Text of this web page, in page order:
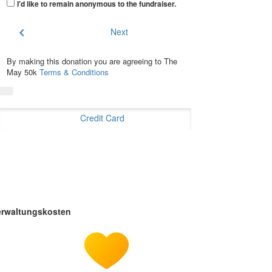
I'd like to remain anonymous to the fundraiser.
chevron_left Next
By making this donation you are agreeing to The
May 50k Terms & Conditions
Credit Card